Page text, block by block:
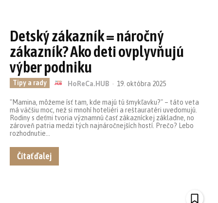
Detský zákazník = náročný
zákazník? Ako deti ovplyvňujú
výber podniku
Tipy a rady HoReCa.HUB - 19. októbra 2025
"Mamina, môžeme ísť tam, kde majú tú šmykľavku?" – táto veta
má väčšiu moc, než si mnohí hoteliéri a reštauratéri uvedomujú.
Rodiny s deťmi tvoria významnú časť zákazníckej základne, no
zároveň patria medzi tých najnáročnejších hostí. Prečo? Lebo
rozhodnutie...
Čítať ďalej